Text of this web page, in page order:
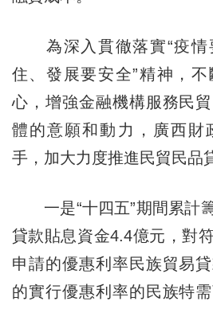
為深入貫徹落實“疫情
住、發展要安全”精神，
心，增強金融機構服務民
體的意願和動力，廣西財
手，加大力度推進民貿民品
一是“十四五”期間累計
貸款貼息資金4.4億元，對
申請的優惠利率民族貿易
的實行優惠利率的民族特